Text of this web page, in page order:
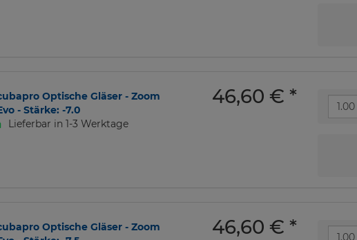
Optische Gläser - Zoom
- Stärke: -7.0
Lieferbar in 1-3 Werktage
46,60 € *
Optische Gläser - Zoom
46,60 € *